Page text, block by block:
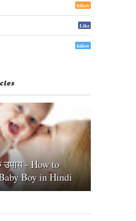
follow
Like
follow
उपाय - How to
Boy in Hindi